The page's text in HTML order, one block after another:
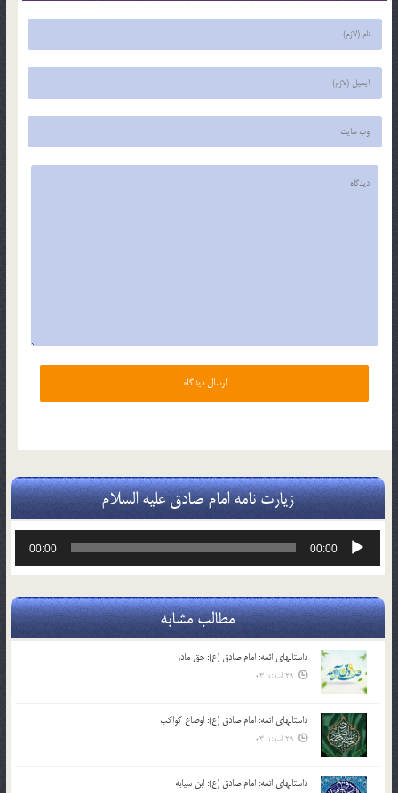
زیارت نامه امام صادق علیه السلام
پخش‌کننده
00:00
00:00
مطالب مشابه
داستانهای ائمه: امام صادق (ع): حق مادر
29 اسفند 03
داستانهای ائمه: امام صادق (ع): اوضاع کواکب
29 اسفند 03
داستانهای ائمه: امام صادق (ع): ابن سیابه